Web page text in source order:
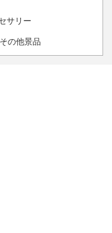
サリー
その他景品